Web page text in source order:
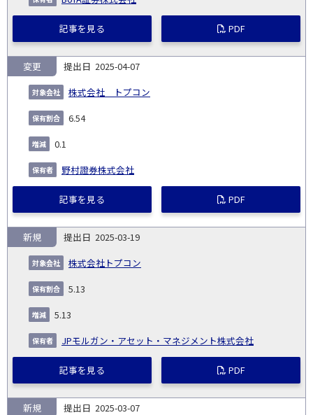
記事を見る PDF
2025-04-07
株式会社 トプコン
変更
6.54
0.1
野村證券株式会社
記事を見る PDF
2025-03-19
株式会社トプコン
新規
5.13
5.13
JPモルガン・アセット・マネジメント株式会社
記事を見る PDF
2025-03-07
新規